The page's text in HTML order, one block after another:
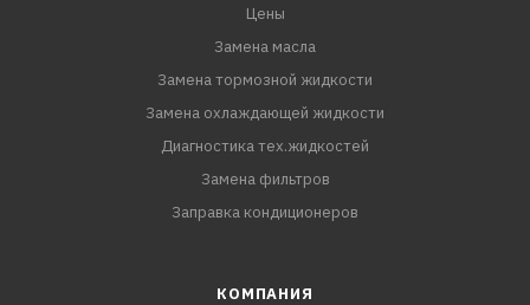
Цены
Замена масла
Замена тормозной жидкости
Замена охлаждающей жидкости
Диагностика тех.жидкостей
Замена фильтров
Заправка кондиционеров
КОМПАНИЯ